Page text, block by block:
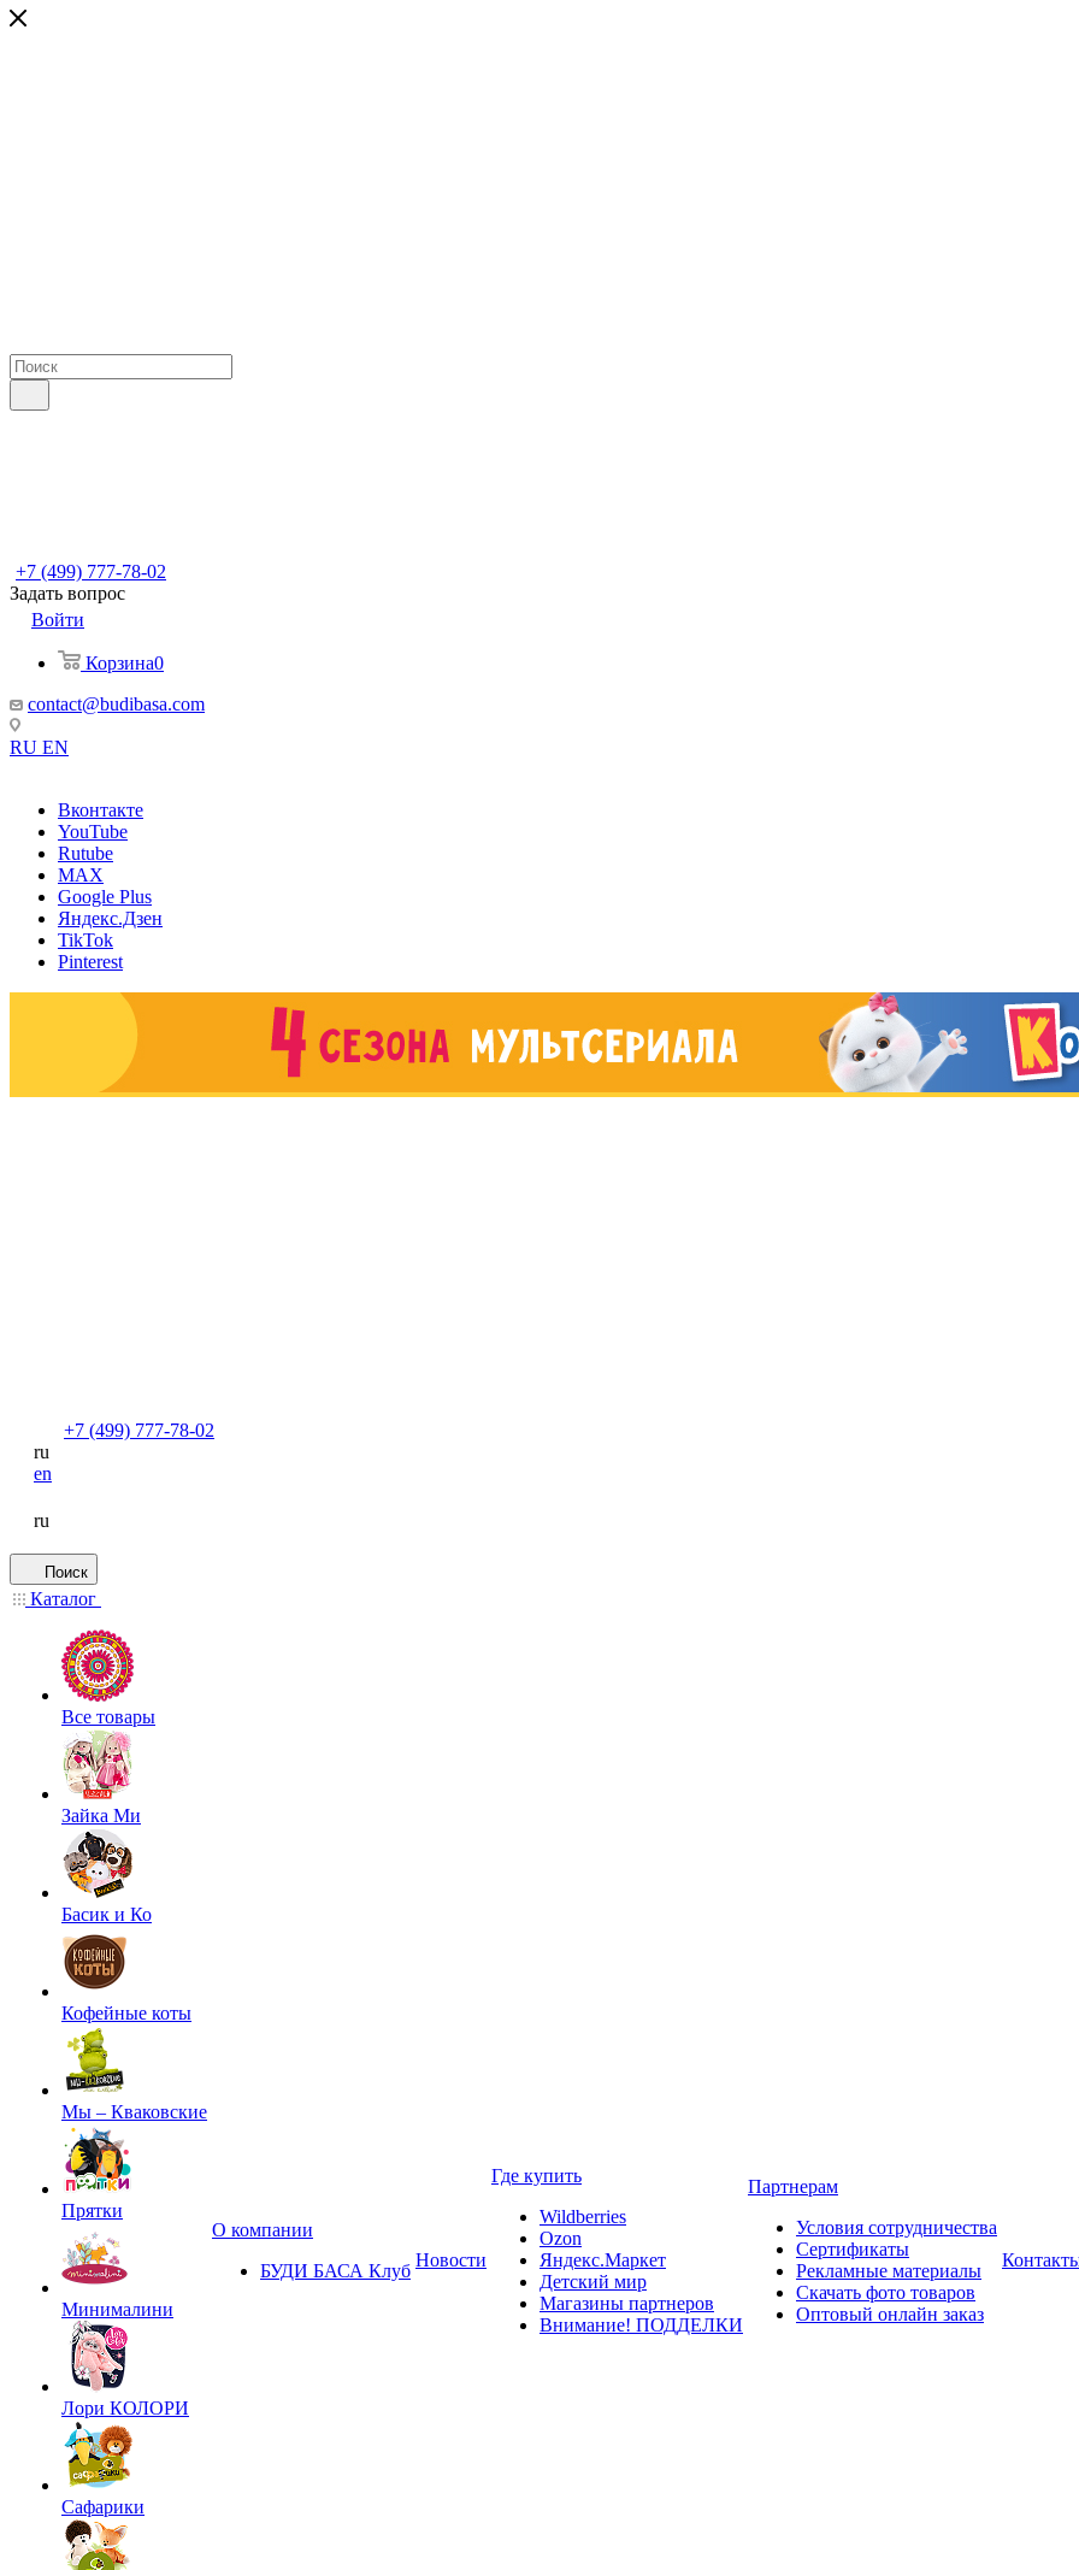
+7 (499) 777-78-02
Задать вопрос
Войти
Корзина0
contact@budibasa.com
RU EN
Вконтакте
YouTube
Rutube
MAX
Google Plus
Яндекс.Дзен
TikTok
Pinterest
+7 (499) 777-78-02
ru
en
ru
Поиск
Каталог
Все товары
Зайка Ми
Басик и Ко
Кофейные коты
Мы – Кваковские
Прятки
Минималини
Лори КОЛОРИ
Сафарики
О компании
БУДИ БАСА Клуб
Новости
Где купить
Wildberries
Ozon
Яндекс.Маркет
Детский мир
Магазины партнеров
Внимание! ПОДДЕЛКИ
Партнерам
Условия сотрудничества
Сертификаты
Рекламные материалы
Скачать фото товаров
Оптовый онлайн заказ